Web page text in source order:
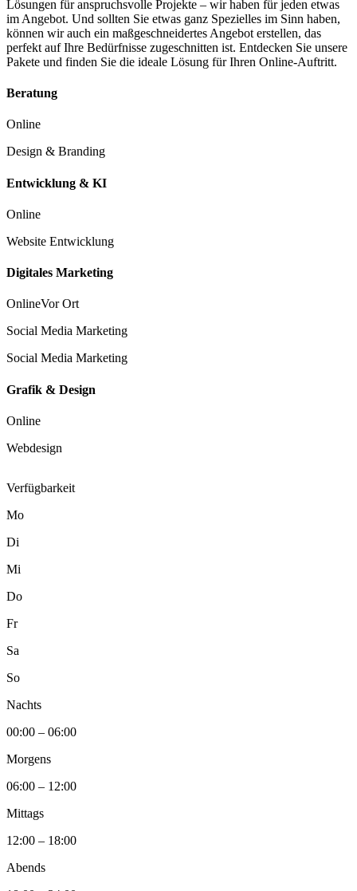
Lösungen für anspruchsvolle Projekte – wir haben für jeden etwas
im Angebot. Und sollten Sie etwas ganz Spezielles im Sinn haben,
können wir auch ein maßgeschneidertes Angebot erstellen, das
perfekt auf Ihre Bedürfnisse zugeschnitten ist. Entdecken Sie unsere
Pakete und finden Sie die ideale Lösung für Ihren Online-Auftritt.
Beratung
Online
Design & Branding
Entwicklung & KI
Online
Website Entwicklung
Digitales Marketing
OnlineVor Ort
Social Media Marketing
Social Media Marketing
Grafik & Design
Online
Webdesign
Verfügbarkeit
Mo
Di
Mi
Do
Fr
Sa
So
Nachts
00:00 – 06:00
Morgens
06:00 – 12:00
Mittags
12:00 – 18:00
Abends